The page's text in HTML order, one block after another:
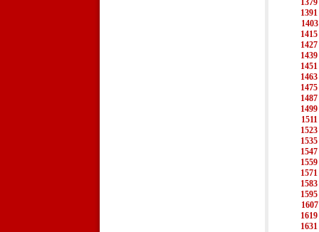
1379
1391
1403
1415
1427
1439
1451
1463
1475
1487
1499
1511
1523
1535
1547
1559
1571
1583
1595
1607
1619
1631